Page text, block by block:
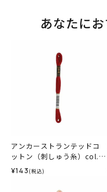
あなたに
アンカーストランテッドコ
ットン（刺しゅう糸）col.1
015
¥143 (税込)